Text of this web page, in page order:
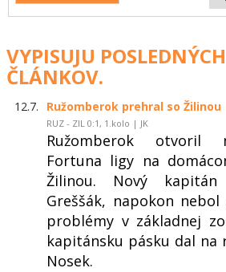
VYPISUJU
ČLÁNKOV.
12.7. Ružomberok prehral so Žilinou
RUZ - ZIL 0:1, 1.kolo | JK
Ružomberok otvoril
Fortuna ligy na
Žilinou. Nový
Greššák, napokon
problémy v základnej
kapitánsku pásku dal na
Nosek.